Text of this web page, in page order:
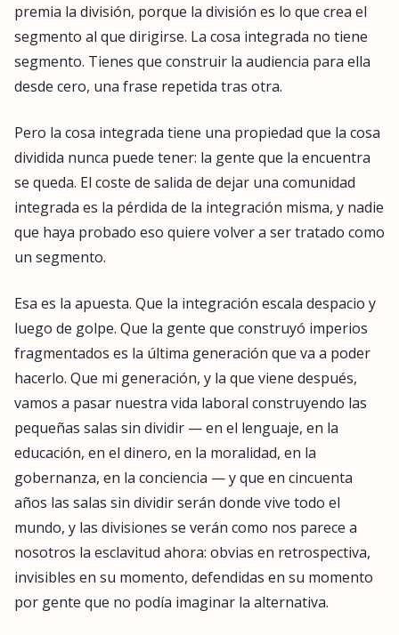
premia la división, porque la división es lo que crea el
segmento al que dirigirse. La cosa integrada no tiene
segmento. Tienes que construir la audiencia para ella
desde cero, una frase repetida tras otra.
Pero la cosa integrada tiene una propiedad que la cosa
dividida nunca puede tener: la gente que la encuentra
se queda. El coste de salida de dejar una comunidad
integrada es la pérdida de la integración misma, y nadie
que haya probado eso quiere volver a ser tratado como
un segmento.
Esa es la apuesta. Que la integración escala despacio y
luego de golpe. Que la gente que construyó imperios
fragmentados es la última generación que va a poder
hacerlo. Que mi generación, y la que viene después,
vamos a pasar nuestra vida laboral construyendo las
pequeñas salas sin dividir — en el lenguaje, en la
educación, en el dinero, en la moralidad, en la
gobernanza, en la conciencia — y que en cincuenta
años las salas sin dividir serán donde vive todo el
mundo, y las divisiones se verán como nos parece a
nosotros la esclavitud ahora: obvias en retrospectiva,
invisibles en su momento, defendidas en su momento
por gente que no podía imaginar la alternativa.